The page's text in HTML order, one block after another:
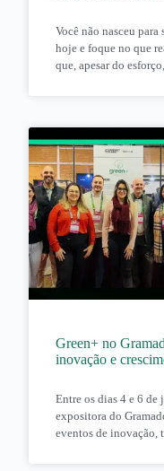
Você não nasceu
hoje e foque no que
que, apesar do
Green+ no
inovação e
Entre os dias 4 e 6
expositora do
eventos de inovação,